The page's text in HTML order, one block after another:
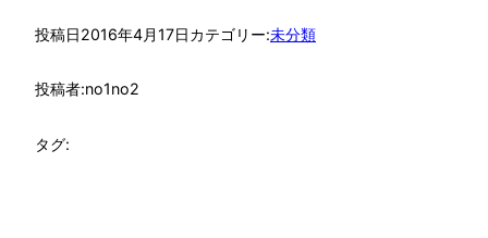
投稿日2016年4月17日カテゴリー:未分類
投稿者:no1no2
タグ: